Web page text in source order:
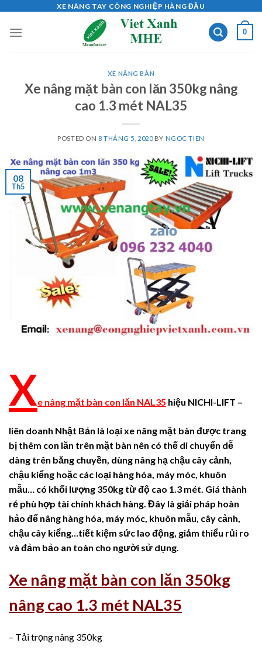
content
XE NÂNG TAY CÔNG NGHIỆP HÀNG ĐẦU
0
XE NÂNG BÀN
Xe nâng mặt bàn con lăn 350kg nâng
cao 1.3 mét NAL35
POSTED ON 8 THÁNG 5, 2020BY NGOC TIEN
08
Th5
Xe nâng mặt bàn con lăn NAL35 hiệu NICHI-LIFT –
liên doanh Nhật Bản là loại xe nâng mặt bàn được trang
bị thêm con lăn trên mặt bàn nên có thế di chuyển dễ
dàng trên băng chuyền, dùng nâng hạ chậu cây cảnh,
chậu kiểng hoặc các loại hàng hóa, máy móc, khuôn
mẫu… có khối lượng 350kg từ độ cao 1.3 mét. Giá thành
rẻ phù hợp tài chính khách hàng. Đây là giải pháp hoàn
hảo để nâng hàng hóa, máy móc, khuôn mẫu, cây cảnh,
chậu cây kiểng…tiết kiệm sức lao động, giảm thiểu rủi ro
và đảm bảo an toàn cho người sử dụng.
Xe nâng mặt bàn con lăn 350kg
nâng cao 1.3 mét NAL35
– Tải trọng nâng 350kg